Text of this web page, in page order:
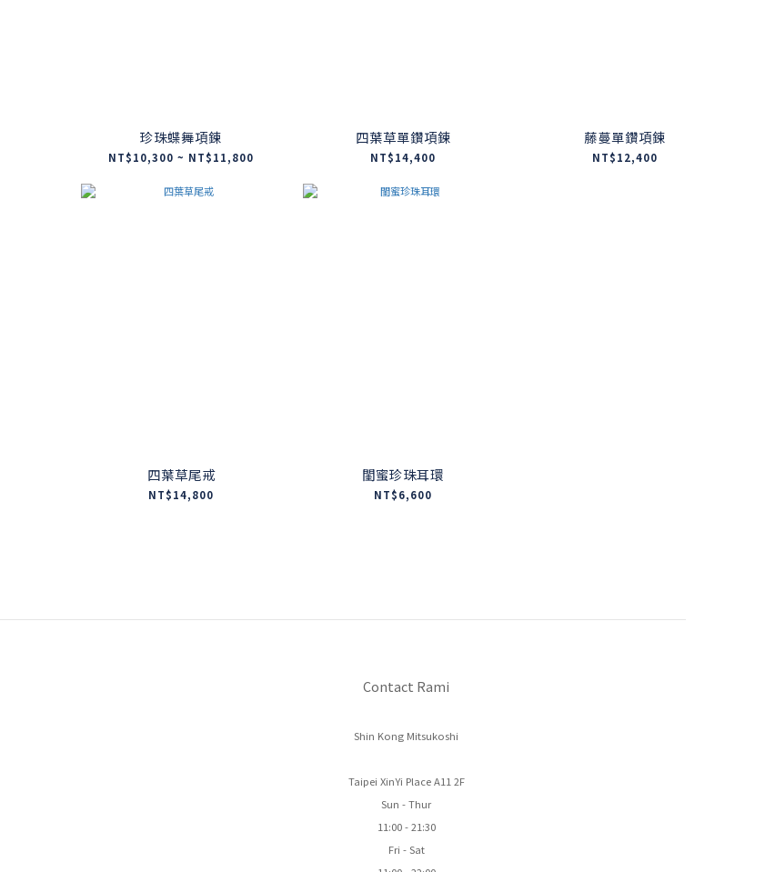
珍珠蝶舞項鍊
NT$10,300 ~ NT$11,800
四葉草單鑽項鍊
NT$14,400
藤蔓單鑽項鍊
NT$12,400
四葉草尾戒
NT$14,800
閨蜜珍珠耳環
NT$6,600
Contact Rami
Shin Kong Mitsukoshi
Taipei XinYi Place A11 2F
Sun - Thur
11:00 - 21:30
Fri - Sat